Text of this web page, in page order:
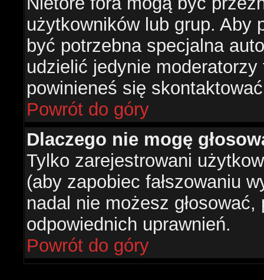
użytkowników lub grup. Aby
być potrzebna specjalna
udzielić jedynie
powinieneś się
Powrót do góry
Dlaczego nie mogę
Tylko zarejestrowani
(aby zapobiec fałszowaniu
nadal nie możesz
odpowiednich uprawnień.
Powrót do góry